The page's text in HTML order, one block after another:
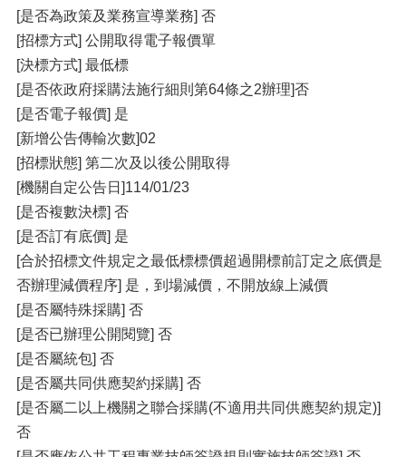
[是否為政策及業務宣導業務] 否
[招標方式] 公開取得電子報價單
[決標方式] 最低標
[是否依政府採購法施行細則第64條之2辦理]否
[是否電子報價] 是
[新增公告傳輸次數]02
[招標狀態] 第二次及以後公開取得
[機關自定公告日]114/01/23
[是否複數決標] 否
[是否訂有底價] 是
[合於招標文件規定之最低標標價超過開標前訂定之底價是
否辦理減價程序] 是，到場減價，不開放線上減價
[是否屬特殊採購] 否
[是否已辦理公開閱覽] 否
[是否屬統包] 否
[是否屬共同供應契約採購] 否
[是否屬二以上機關之聯合採購(不適用共同供應契約規定)]
否